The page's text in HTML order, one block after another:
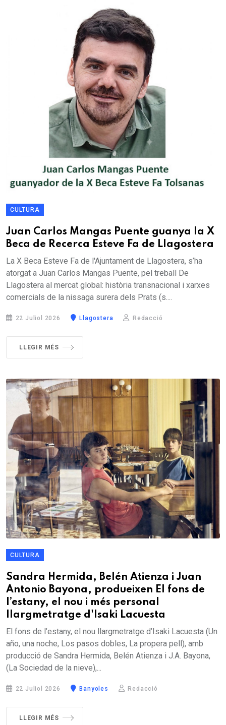
CULTURA
Juan Carlos Mangas Puente guanya la X
Beca de Recerca Esteve Fa de Llagostera
La X Beca Esteve Fa de l'Ajuntament de Llagostera, s’ha
atorgat a Juan Carlos Mangas Puente, pel treball De
Llagostera al mercat global: història transnacional i xarxes
comercials de la nissaga surera dels Prats (s....
22 Juliol 2026 Llagostera Redacció
LLEGIR MÉS
CULTURA
Sandra Hermida, Belén Atienza i Juan
Antonio Bayona, produeixen El fons de
l’estany, el nou i més personal
llargmetratge d'Isaki Lacuesta
El fons de l’estany, el nou llargmetratge d’Isaki Lacuesta (Un
año, una noche, Los pasos dobles, La propera pell), amb
producció de Sandra Hermida, Belén Atienza i J.A. Bayona,
(La Sociedad de la nieve),...
22 Juliol 2026 Banyoles Redacció
LLEGIR MÉS